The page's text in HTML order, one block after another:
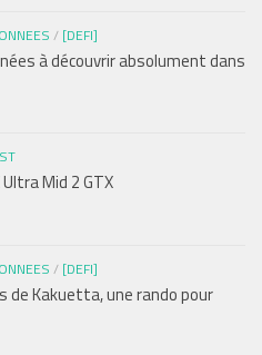
/ [DEFI]
à découvrir absolument dans
Mid 2 GTX
/ [DEFI]
de Kakuetta, une rando pour